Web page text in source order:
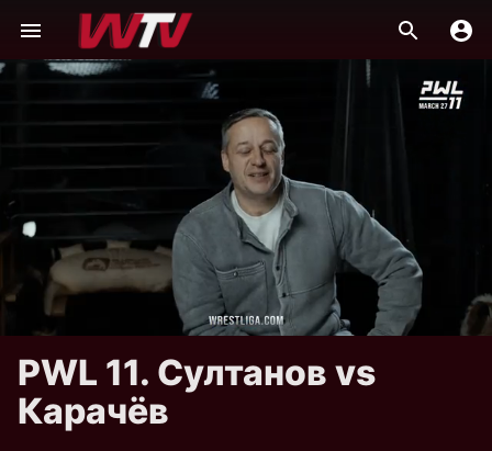
PWL 11. Султанов vs
Карачёв